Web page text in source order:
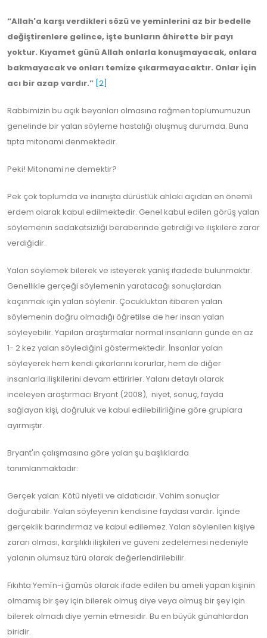
“Allah'a karşı verdikleri sözü ve yeminlerini az bir bedelle
değiştirenlere gelince, işte bunların âhirette bir payı
yoktur. Kıyamet günü Allah onlarla konuşmayacak, onlara
bakmayacak ve onları temize çıkarmayacaktır. Onlar için
acı bir azap vardır.” [2]
Rabbimizin bu açık beyanları olmasına rağmen toplumumuzun
genelinde bir yalan söyleme hastalığı oluşmuş durumda. Buna
tıpta mitonami denmektedir.
Peki! Mitonami ne demektir?
Pek çok toplumda ve inanışta dürüstlük ahlaki açıdan en önemli
erdem olarak kabul edilmektedir. Genel kabul edilen görüş yalan
söylemenin sadakatsizliği beraberinde getirdiği ve ilişkilere zarar
verdiğidir.
Yalan söylemek bilerek ve isteyerek yanlış ifadede bulunmaktır.
Genellikle gerçeği söylemenin yaratacağı sonuçlardan
kaçınmak için yalan söylenir. Çocukluktan itibaren yalan
söylemenin doğru olmadığı öğretilse de her insan yalan
söyleyebilir. Yapılan araştırmalar normal insanların günde en az
1- 2 kez yalan söylediğini göstermektedir. İnsanlar yalan
söyleyerek hem kendi çıkarlarını korurlar, hem de diğer
insanlarla ilişkilerini devam ettirirler. Yalanı detaylı olarak
inceleyen araştırmacı Bryant (2008), niyet, sonuç, fayda
sağlayan kişi, doğruluk ve kabul edilebilirliğine göre gruplara
ayırmıştır.
Bryant'ın çalışmasına göre yalan şu başlıklarda
tanımlanmaktadır:
Gerçek yalan: Kötü niyetli ve aldatıcıdır. Vahim sonuçlar
doğurabilir. Yalan söyleyenin kendisine faydası vardır. İçinde
gerçeklik barındırmaz ve kabul edilemez. Yalan söylenilen kişiye
zararı olması, karşılıklı ilişkileri ve güveni zedelemesi nedeniyle
yalanın olumsuz türü olarak değerlendirilebilir.
Fıkıhta Yemîn-i ğamûs olarak ifade edilen bu ameli yapan kişinin
olmamış bir şey için bilerek olmuş diye veya olmuş bir şey için
bilerek olmadı diye yemin etmesidir. Bu en büyük günahlardan
biridir.